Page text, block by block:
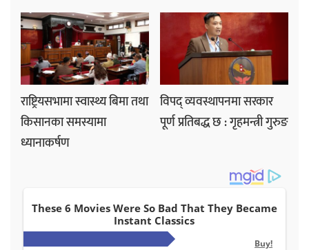
राष्ट्रियसभामा स्वास्थ्य बिमा तथा
किसानका समस्यामा
ध्यानाकर्षण
विपद् व्यवस्थापनमा सरकार
पूर्ण प्रतिबद्ध छ : गृहमन्त्री गुरुङ